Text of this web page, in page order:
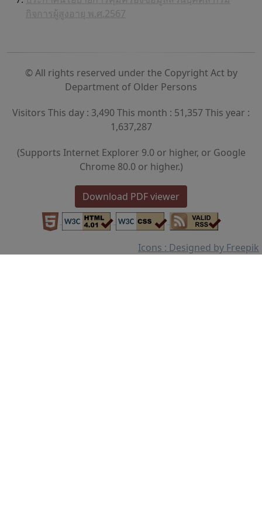
กิจการผู้สูงอายุ พ.ศ.2567
© All rights reserved under the Copyright Act by
Department of Older Persons
Visitors This day : 3,490 This month : 51,357 This year :
1,637,287
(Supports Internet Explorer 9.0 or higher, or Google
Chrome 80.0 or higher.)
Download PDF viewer
Icons : Designed by Freepik